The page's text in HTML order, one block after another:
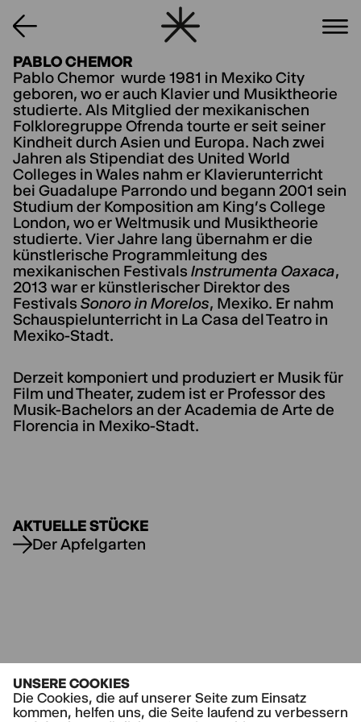
UNSERE COOKIES
Die Cookies, die auf unserer Seite zum Einsatz
kommen, helfen uns, die Seite laufend zu verbessern
PABLO CHEMOR
Pablo Chemor wurde 1981 in Mexiko City
geboren, wo er auch Klavier und Musiktheorie
studierte. Als Mitglied der mexikanischen
Folkloregruppe Ofrenda tourte er seit seiner
Kindheit durch Asien und Europa. Nach zwei
Jahren als Stipendiat des United World
Colleges in Wales nahm er Klavierunterricht
bei Guadalupe Parrondo und begann 2001 sein
Studium der Komposition am King’s College
London, wo er Weltmusik und Musiktheorie
studierte. Vier Jahre lang übernahm er die
künstlerische Programmleitung des
mexikanischen Festivals Instrumenta Oaxaca,
2013 war er künstlerischer Direktor des
Festivals Sonoro in Morelos, Mexiko. Er nahm
Schauspielunterricht in La Casa del Teatro in
Mexiko-Stadt.
Derzeit komponiert und produziert er Musik für
Film und Theater, zudem ist er Professor des
Musik-Bachelors an der Academia de Arte de
Florencia in Mexiko-Stadt.
AKTUELLE STÜCKE
Der Apfelgarten